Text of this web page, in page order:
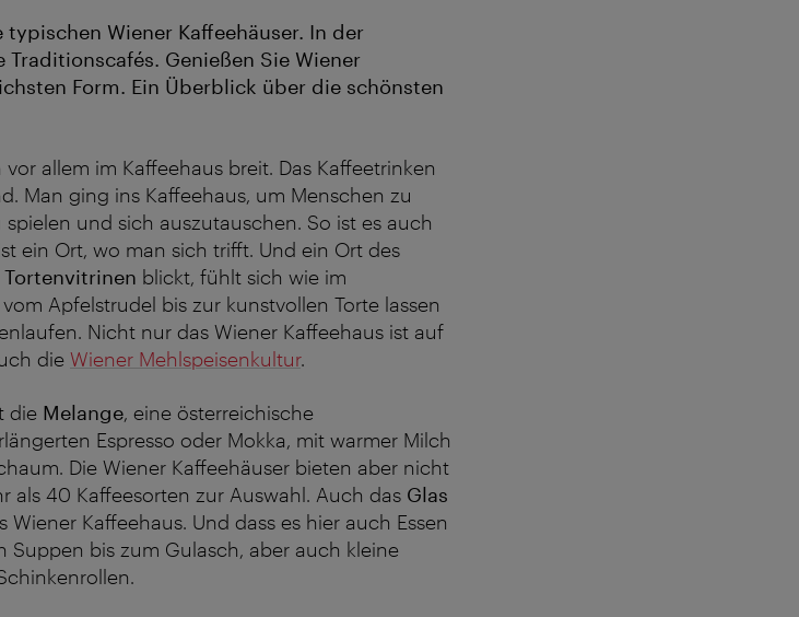
Wiener Kaffeehäuser. In der
Genießen Sie Wiener
Form. Ein Überblick über die schönsten
allem im Kaffeehaus breit. Das Kaffeetrinken
Man ging ins Kaffeehaus, um Menschen zu
und sich auszutauschen. So ist es auch
ein Ort, wo man sich trifft. Und ein Ort des
Tortenvitrinen blickt, fühlt sich wie im
Apfelstrudel bis zur kunstvollen Torte lassen
Nicht nur das Wiener Kaffeehaus ist auf
die Wiener Mehlspeisenkultur.
die Melange, eine österreichische
Espresso oder Mokka, mit warmer Milch
Die Wiener Kaffeehäuser bieten aber nicht
als 40 Kaffeesorten zur Auswahl. Auch das Glas
Wiener Kaffeehaus. Und dass es hier auch Essen
Suppen bis zum Gulasch, aber auch kleine